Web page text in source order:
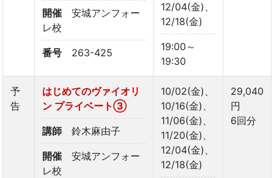
開催
安城アンフォー
レ校
番号 263-425
12/04(金)、
12/18(金)
19:00～
19:30
予
告
はじめてのヴァイオリ
ン プライベート➂
講師 鈴木麻由子
開催
安城アンフォー
レ校
10/02(金)、
10/16(金)、
11/06(金)、
11/20(金)、
12/04(金)、
12/18(金)
29,040
円
6回分